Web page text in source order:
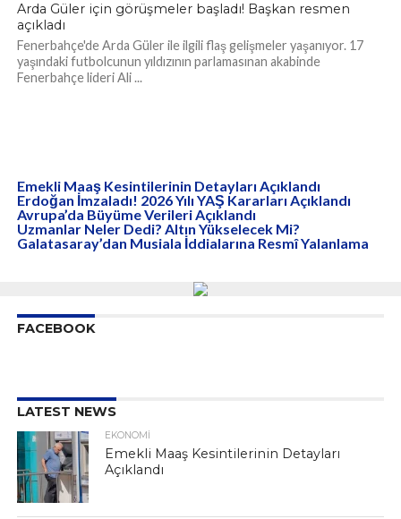
Arda Güler için görüşmeler başladı! Başkan resmen
açıkladı
Fenerbahçe'de Arda Güler ile ilgili flaş gelişmeler yaşanıyor. 17
yaşındaki futbolcunun yıldızının parlamasınan akabinde
Fenerbahçe lideri Ali ...
Emekli Maaş Kesintilerinin Detayları Açıklandı
Erdoğan İmzaladı! 2026 Yılı YAŞ Kararları Açıklandı
Avrupa’da Büyüme Verileri Açıklandı
Uzmanlar Neler Dedi? Altın Yükselecek Mi?
Galatasaray’dan Musiala İddialarına Resmî Yalanlama
FACEBOOK
LATEST NEWS
EKONOMI
Emekli Maaş Kesintilerinin Detayları
Açıklandı